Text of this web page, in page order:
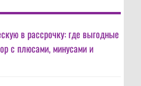
в рассрочку: где выгодные
с плюсами, минусами и